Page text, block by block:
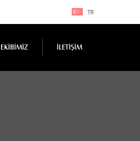
TR
EKİBİMİZ İLETİŞİM